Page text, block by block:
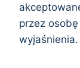
przez
wyjaśnienia.